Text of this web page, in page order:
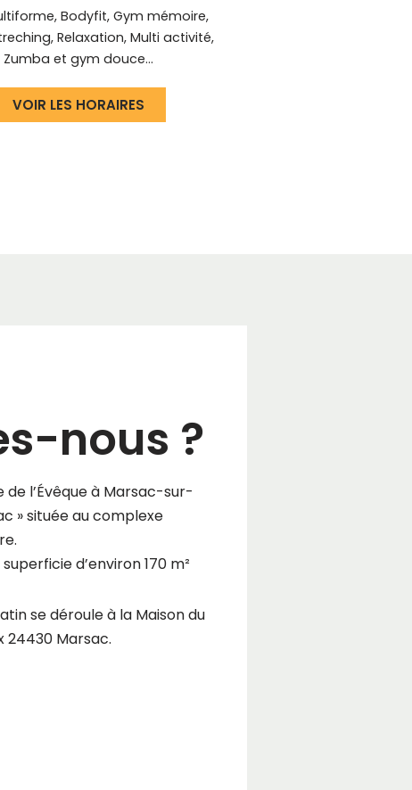
Bodyfit, Gym mémoire,
Relaxation, Multi activité,
Zumba et gym douce...
VOIR LES HORAIRES
nous ?
l’Évêque à Marsac-sur-
» située au complexe
d’environ 170 m²
se déroule à la Maison du
24430 Marsac.